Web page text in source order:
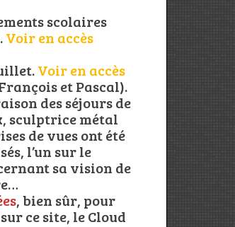
scolaires
Voir en accès
Voir en accès
et Pascal).
des séjours de
sculptrice métal
de vues ont été
l’un sur le
sa vision de
, bien sûr, pour
ce site, le Cloud